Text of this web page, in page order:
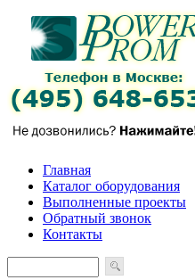
Главная
Каталог оборудования
Выполненные проекты
Обратный звонок
Контакты